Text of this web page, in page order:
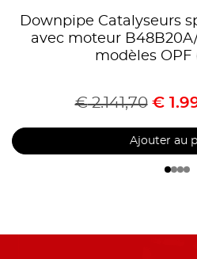
Downpipe Catalyseurs
avec moteur
modèles OPF
€2.141,70 €
Ajouter au